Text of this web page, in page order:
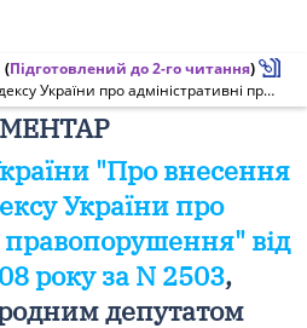
(Підготовлений до 2-го читання)
Про внесення змін до Кодексу України про адміністративні правопорушення (щодо уточнення деяких положень відносно підвідомчості розгляду справ про адміністративні правопорушення в сфері торгівлі і надання послуг)